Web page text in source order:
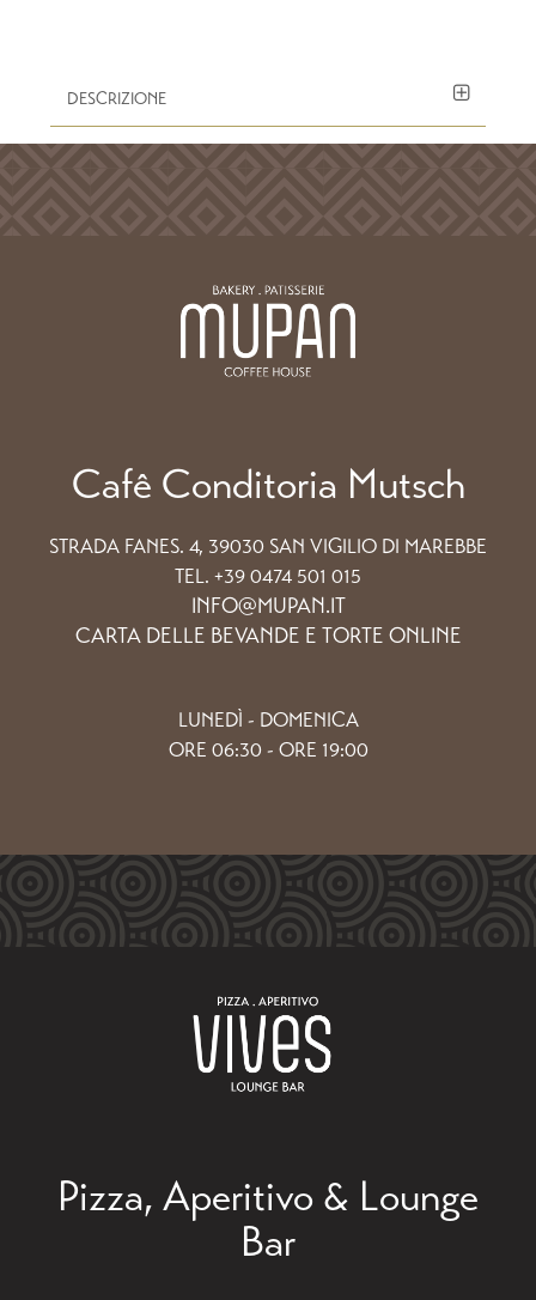
DESCRIZIONE
Cafê Conditoria Mutsch
STRADA FANES. 4, 39030 SAN VIGILIO DI MAREBBE
TEL. +39 0474 501 015
INFO@MUPAN.IT
CARTA DELLE BEVANDE E TORTE ONLINE
LUNEDÌ - DOMENICA
ORE 06:30 - ORE 19:00
Pizza, Aperitivo & Lounge
Bar